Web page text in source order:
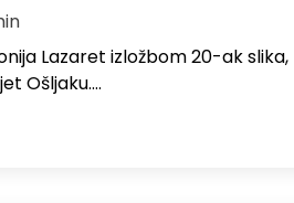
Lazaret izložbom 20-ak slika,
Ošljaku.…